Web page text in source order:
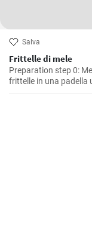
Salva
Frittelle di mele
Preparation step 0:
frittelle in una padella